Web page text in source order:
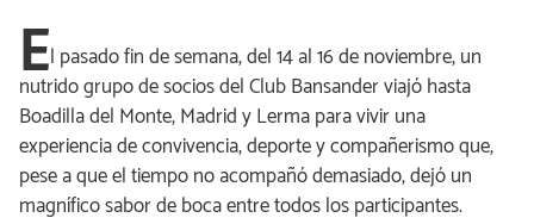
El pasado fin de semana, del 14 al 16 de noviembre, un
nutrido grupo de socios del Club Bansander viajó hasta
Boadilla del Monte, Madrid y Lerma para vivir una
experiencia de convivencia, deporte y compañerismo que,
pese a que el tiempo no acompañó demasiado, dejó un
magnífico sabor de boca entre todos los participantes.